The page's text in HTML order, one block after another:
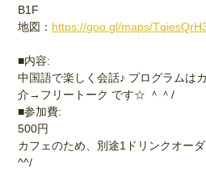
B1F
地図： https://goo.gl/maps/
■内容:
中国語で楽しく会話♪ プログラムは
介→フリートーク です☆ ＾＾/
■参加費:
500円
カフェのため、別途1ドリンクオー
^^/